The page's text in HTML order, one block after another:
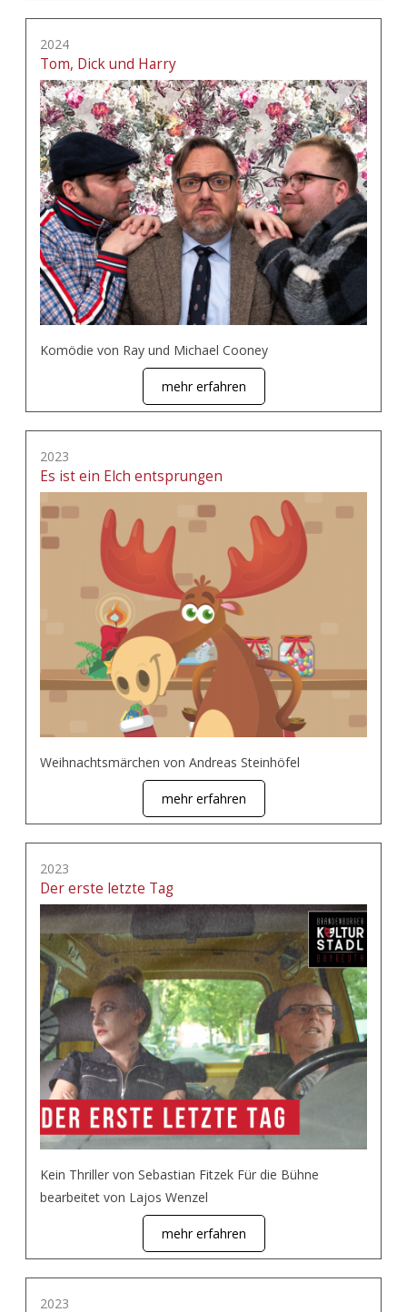
2024
Tom, Dick und Harry
Komödie von Ray und Michael Cooney
mehr erfahren
2023
Es ist ein Elch entsprungen
Weihnachtsmärchen von Andreas Steinhöfel
mehr erfahren
2023
Der erste letzte Tag
Kein Thriller von Sebastian Fitzek Für die Bühne
bearbeitet von Lajos Wenzel
mehr erfahren
2023